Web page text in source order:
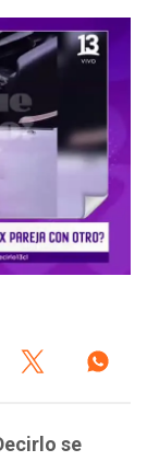
se